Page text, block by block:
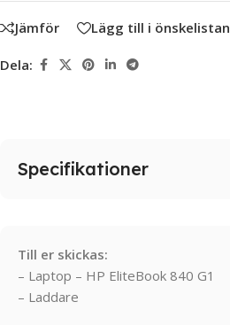
Jämför Lägg till i önskelistan
Dela:
Till er skickas:
– Laptop – HP EliteBook 840 G1
– Laddare
Specifikationer